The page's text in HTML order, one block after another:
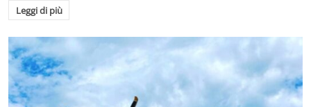
Leggi di più